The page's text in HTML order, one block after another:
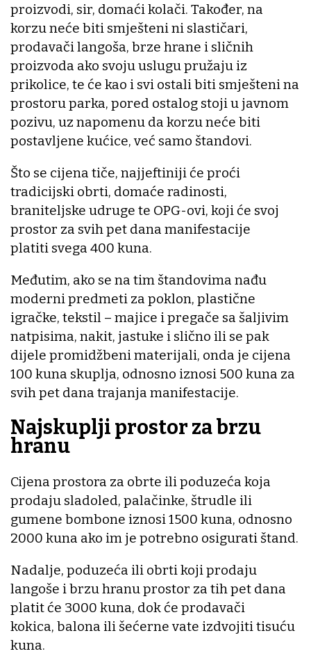
proizvodi, sir, domaći kolači. Također, na
korzu neće biti smješteni ni slastičari,
prodavači langoša, brze hrane i sličnih
proizvoda ako svoju uslugu pružaju iz
prikolice, te će kao i svi ostali biti smješteni na
prostoru parka, pored ostalog stoji u javnom
pozivu, uz napomenu da korzu neće biti
postavljene kućice, već samo štandovi.
Što se cijena tiče, najjeftiniji će proći
tradicijski obrti, domaće radinosti,
braniteljske udruge te OPG-ovi, koji će svoj
prostor za svih pet dana manifestacije
platiti svega 400 kuna.
Međutim, ako se na tim štandovima nađu
moderni predmeti za poklon, plastične
igračke, tekstil – majice i pregače sa šaljivim
natpisima, nakit, jastuke i slično ili se pak
dijele promidžbeni materijali, onda je cijena
100 kuna skuplja, odnosno iznosi 500 kuna za
svih pet dana trajanja manifestacije.
Najskuplji prostor za brzu
hranu
Cijena prostora za obrte ili poduzeća koja
prodaju sladoled, palačinke, štrudle ili
gumene bombone iznosi 1500 kuna, odnosno
2000 kuna ako im je potrebno osigurati štand.
Nadalje, poduzeća ili obrti koji prodaju
langoše i brzu hranu prostor za tih pet dana
platit će 3000 kuna, dok će prodavači
kokica, balona ili šećerne vate izdvojiti tisuću
kuna.